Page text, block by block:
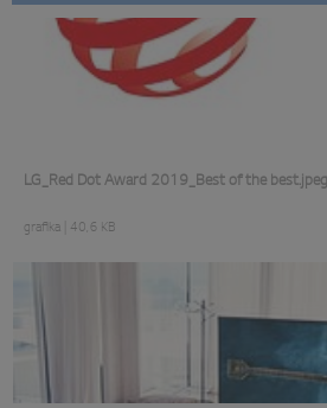
LG_Red Dot Award 2019_Best of the best.jpeg
grafika 40,6 KB